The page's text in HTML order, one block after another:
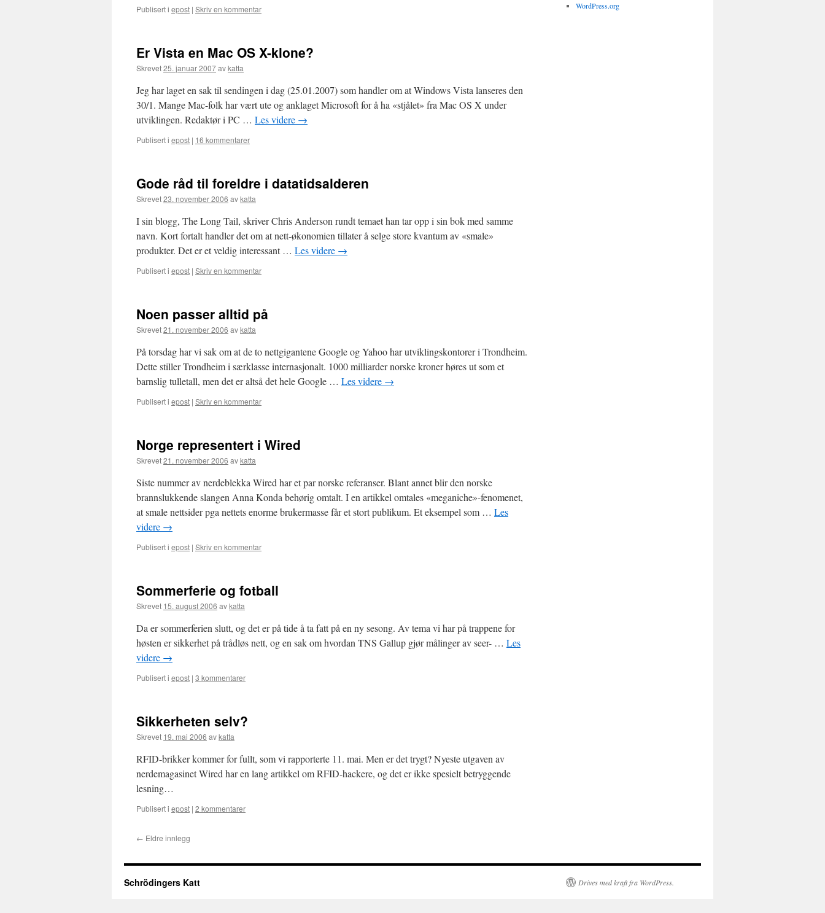
Publisert i epost | Skriv en kommentar
Er Vista en Mac OS X-klone?
Skrevet25. januar 2007avkatta
Jeg har laget en sak til sendingen i dag (25.01.2007) som handler om at Windows Vista lanseres den
30/1. Mange Mac-folk har vært ute og anklaget Microsoft for å ha «stjålet» fra Mac OS X under
utviklingen. Redaktør i PC … Les videre →
Publisert i epost | 16 kommentarer
Gode råd til foreldre i datatidsalderen
Skrevet23. november 2006 avkatta
I sin blogg, The Long Tail, skriver Chris Anderson rundt temaet han tar opp i sin bok med samme
navn. Kort fortalt handler det om at nett-økonomien tillater å selge store kvantum av «smale»
produkter. Det er et veldig interessant … Les videre →
Publisert i epost | Skriv en kommentar
Noen passer alltid på
Skrevet21. november 2006 avkatta
På torsdag har vi sak om at de to nettgigantene Google og Yahoo har utviklingskontorer i Trondheim.
Dette stiller Trondheim i særklasse internasjonalt. 1000 milliarder norske kroner høres ut som et
barnslig tulletall, men det er altså det hele Google … Les videre →
Publisert i epost | Skriv en kommentar
Norge representert i Wired
Skrevet21. november 2006 avkatta
Siste nummer av nerdeblekka Wired har et par norske referanser. Blant annet blir den norske
brannslukkende slangen Anna Konda behørig omtalt. I en artikkel omtales «meganiche»-fenomenet,
at smale nettsider pga nettets enorme brukermasse får et stort publikum. Et eksempel som … Les
videre →
Publisert i epost | Skriv en kommentar
Sommerferie og fotball
Skrevet 15. august 2006 avkatta
Da er sommerferien slutt, og det er på tide å ta fatt på en ny sesong. Av tema vi har på trappene for
høsten er sikkerhet på trådløs nett, og en sak om hvordan TNS Gallup gjør målinger av seer- … Les
videre →
Publisert i epost | 3 kommentarer
Sikkerheten selv?
Skrevet 19. mai 2006 avkatta
RFID-brikker kommer for fullt, som vi rapporterte 11. mai. Men er det trygt? Nyeste utgaven av
nerdemagasinet Wired har en lang artikkel om RFID-hackere, og det er ikke spesielt betryggende
lesning…
Publisert i epost | 2 kommentarer
← Eldre innlegg
WordPress.org
Schrödingers Katt Drives med kraft fra WordPress.